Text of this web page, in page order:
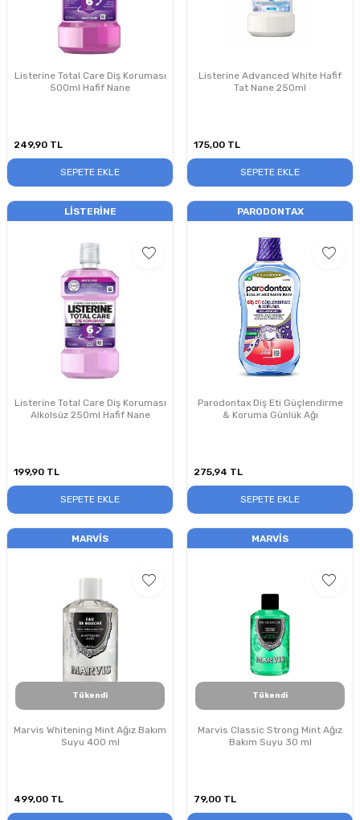
Listerine Total Care Diş Koruması
500ml Hafif Nane
249,90 TL
SEPETE EKLE
Listerine Advanced White Hafif
Tat Nane 250ml
175,00 TL
SEPETE EKLE
LISTERINE
Listerine Total Care Diş Koruması
Alkolsüz 250ml Hafif Nane
199,90 TL
SEPETE EKLE
PARODONTAX
Parodontax Diş Eti Güçlendirme
& Koruma Günlük Ağı
275,94 TL
SEPETE EKLE
MARVIS
Tükendi
Marvis Whitening Mint Ağız Bakım
Suyu 400 ml
499,00 TL
MARVIS
Tükendi
Marvis Classic Strong Mint Ağız
Bakım Suyu 30 ml
79,00 TL